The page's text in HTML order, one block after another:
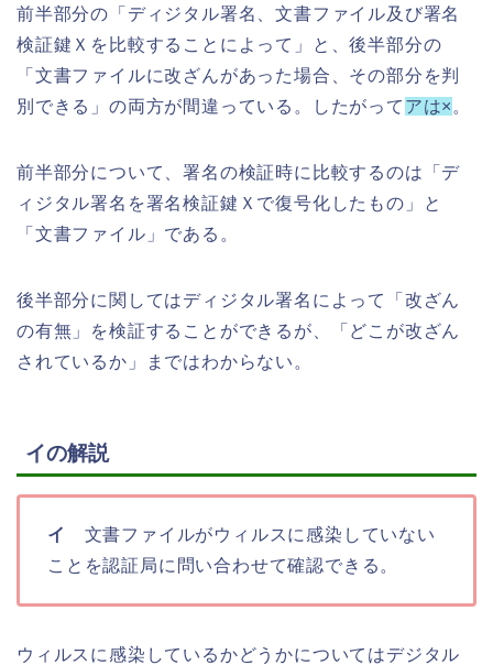
前半部分の「ディジタル署名、文書ファイル及び署名
検証鍵Ｘを比較することによって」と、後半部分の
「文書ファイルに改ざんがあった場合、その部分を判
別できる」の両方が間違っている。したがって アは× 。
前半部分について、署名の検証時に比較するのは「デ
ィジタル署名を署名検証鍵Ｘで復号化したもの」と
「文書ファイル」である。
後半部分に関してはディジタル署名によって「改ざん
の有無」を検証することができるが、「どこが改ざん
されているか」まではわからない。
イの解説
イ
文書ファイルがウィルスに感染していない
ことを認証局に問い合わせて確認できる。
ウィルスに感染しているかどうかについてはデジタル